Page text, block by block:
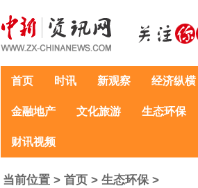
首页 时讯 新观察 经济纵横
金融地产 文化旅游 生态环保
财讯视频
当前位置 >首页 >生态环保>